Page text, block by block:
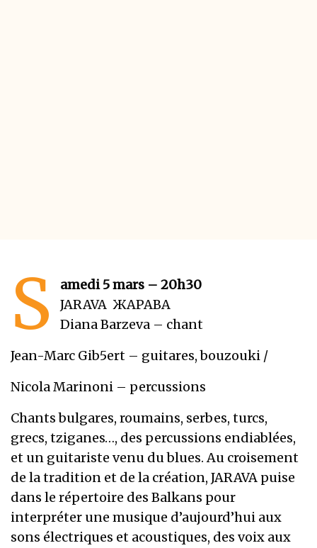
S
amedi 5 mars – 20h30
JARAVA ЖАРАВА
Diana Barzeva – chant
Jean-Marc Gib5ert – guitares, bouzouki /
Nicola Marinoni – percussions
Chants bulgares, roumains, serbes, turcs,
grecs, tziganes…, des percussions endiablées,
et un guitariste venu du blues. Au croisement
de la tradition et de la création, JARAVA puise
dans le répertoire des Balkans pour
interpréter une musique d’aujourd’hui aux
sons électriques et acoustiques, des voix aux